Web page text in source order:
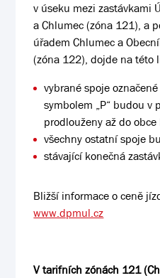
v úseku mezi zastávkami
a Chlumec (zóna 121), a
úřadem Chlumec a
(zóna 122), dojde na této
vybrané spoje
symbolem „P“ budou v
prodlouženy až do obce
všechny ostatní spoje
stávající konečná
Bližší informace o ceně
www.dpmul.cz
V tarifních zónách 121